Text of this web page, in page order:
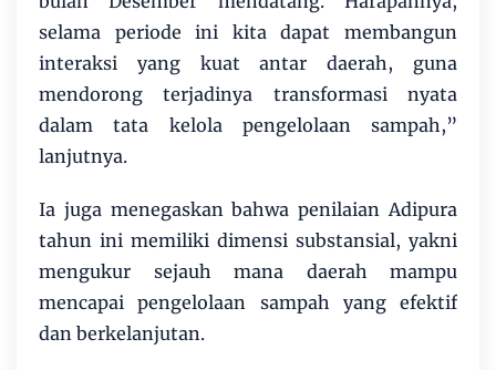
selama periode ini kita dapat membangun
interaksi yang kuat antar daerah, guna
mendorong terjadinya transformasi nyata
dalam tata kelola pengelolaan sampah,”
lanjutnya.
Ia juga menegaskan bahwa penilaian Adipura
tahun ini memiliki dimensi substansial, yakni
mengukur sejauh mana daerah mampu
mencapai pengelolaan sampah yang efektif
dan berkelanjutan.